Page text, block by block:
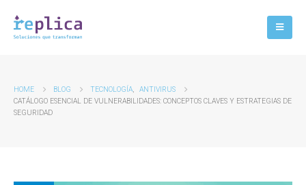
HOME BLOG TECNOLOGÍA,
ANTIVIRUS
CATÁLOGO ESENCIAL DE VULNERABILIDADES: CONCEPTOS CLAVES Y ESTRATEGIAS DE
SEGURIDAD